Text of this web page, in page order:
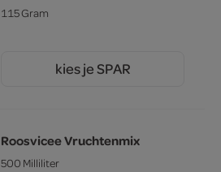
115 Gram
kies je SPAR
Roosvicee Vruchtenmix
500 Milliliter